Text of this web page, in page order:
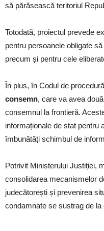
să părăsească teritoriul
Totodată, proiectul prevede
pentru persoanele obligate
precum și pentru cele
În plus, în Codul de
consemn, care va avea
consemnul la frontieră.
informaționale de stat pentru
îmbunătăți schimbul de
Potrivit Ministerului Justiției,
consolidarea mecanismelor
judecătorești și prevenirea
condamnate se sustrag de la